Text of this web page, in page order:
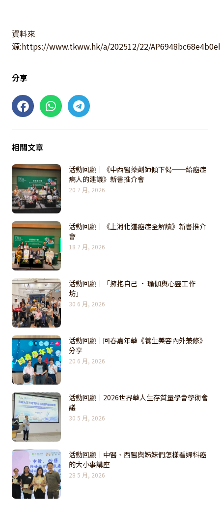
資料來
源:https://www.tkww.hk/a/202512/22/
分享
相關文章
活動回顧｜《中西醫藥劑師傾下偈──給癌症
病人的建議》新書推介會
20 7 月, 2026
活動回顧｜《上消化道癌症全解讀》新書推介
會
18 7 月, 2026
活動回顧｜「擁抱自己 · 瑜伽與心靈工作
坊」
30 6 月, 2026
活動回顧｜回春嘉年華《養生美容內外兼修》
分享
20 6 月, 2026
活動回顧｜2026世界華人生存質量學會學術會
議
30 5 月, 2026
活動回顧｜中醫、西醫與姊妹們怎樣看婦科癌
的大小事講座
28 5 月, 2026